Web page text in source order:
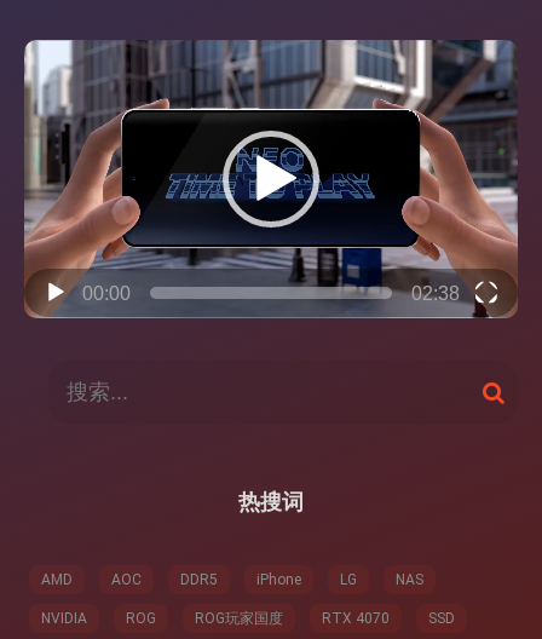
视
频
播
放
器
00:00 02:38
搜
索
热搜词
AMD AOC DDR5 iPhone LG NAS
NVIDIA ROG ROG玩家国度 RTX 4070 SSD